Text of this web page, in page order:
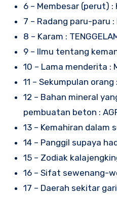
6 – Membesar (perut) :
7 – Radang paru-paru :
8 – Karam :
9 – Ilmu tentang
10 – Lama menderita :
11 – Sekumpulan orang
12 – Bahan mineral
pembuatan beton :
13 – Kemahiran dalam
14 – Panggil supaya
15 – Zodiak
16 – Sifat sewenang-
17 – Daerah sekitar